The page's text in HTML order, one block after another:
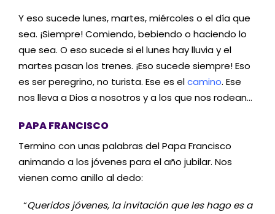
Y eso sucede lunes, martes, miércoles o el día que
sea. ¡Siempre! Comiendo, bebiendo o haciendo lo
que sea. O eso sucede si el lunes hay lluvia y el
martes pasan los trenes. ¡Eso sucede siempre! Eso
es ser peregrino, no turista. Ese es elcamino. Ese
nos lleva a Dios a nosotros y a los que nos rodean…
PAPA FRANCISCO
Termino con unas palabras del Papa Francisco
animando a los jóvenes para el año jubilar. Nos
vienen como anillo al dedo:
“Queridos jóvenes, la invitación que les hago es a